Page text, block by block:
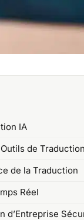
IA
de
de la Traduction
Réel
d’Entreprise